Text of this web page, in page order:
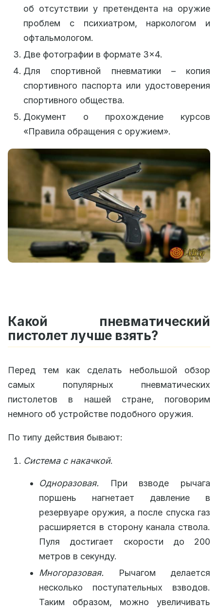
об отсутствии у претендента на оружие
проблем с психиатром, наркологом и
офтальмологом.
Две фотографии в формате 3×4.
Для спортивной пневматики – копия
спортивного паспорта или удостоверения
спортивного общества.
Документ о прохождение курсов
«Правила обращения с оружием».
Какой пневматический
пистолет лучше взять?
Перед тем как сделать небольшой обзор
самых популярных пневматических
пистолетов в нашей стране, поговорим
немного об устройстве подобного оружия.
По типу действия бывают:
Система с накачкой.
Одноразовая.
При взводе рычага
поршень нагнетает давление в
резервуаре оружия, а после спуска газ
расширяется в сторону канала ствола.
Пуля достигает скорости до 200
метров в секунду.
Многоразовая.
Рычагом делается
несколько поступательных взводов.
Таким образом, можно увеличивать